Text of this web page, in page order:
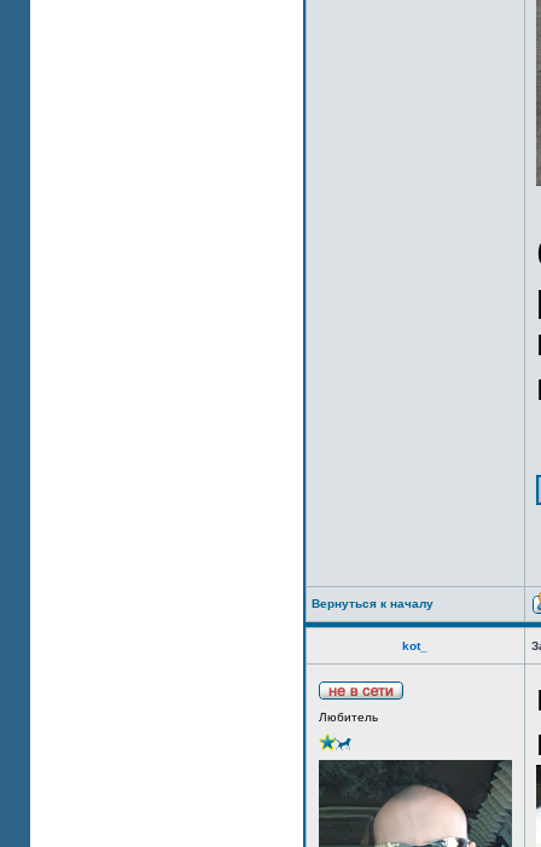
Вернуться к началу
kot_
Любитель